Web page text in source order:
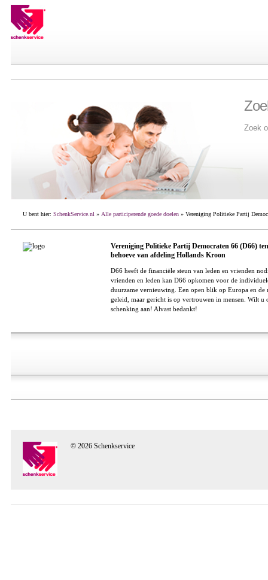
Zoek
U bent hier: SchenkService.nl » Alle participerende goede doelen» Vereniging Politieke Partij
Vereniging Politieke Partij Democraten 66 (D66) ten
behoeve van afdeling Hollands Kroon
D66 heeft de financiële steun van leden en vrienden
vrienden en leden kan D66 opkomen voor de
duurzame vernieuwing. Een open blik op Europa en
geleid, maar gericht is op vertrouwen in mensen. Wilt u
schenking aan! Alvast bedankt!
© 2026 Schenkservice